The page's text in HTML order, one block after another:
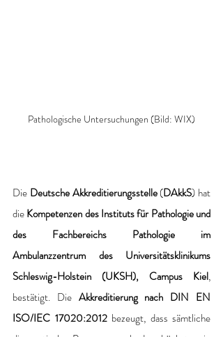
Pathologische Untersuchungen (Bild: WIX)
Die Deutsche Akkreditierungsstelle (DAkkS) hat
die Kompetenzen des Instituts für Pathologie und
des Fachbereichs Pathologie im
Ambulanzzentrum des Universitätsklinikums
Schleswig-Holstein (UKSH), Campus Kiel,
bestätigt. Die Akkreditierung nach DIN EN
ISO/IEC 17020:2012 bezeugt, dass sämtliche